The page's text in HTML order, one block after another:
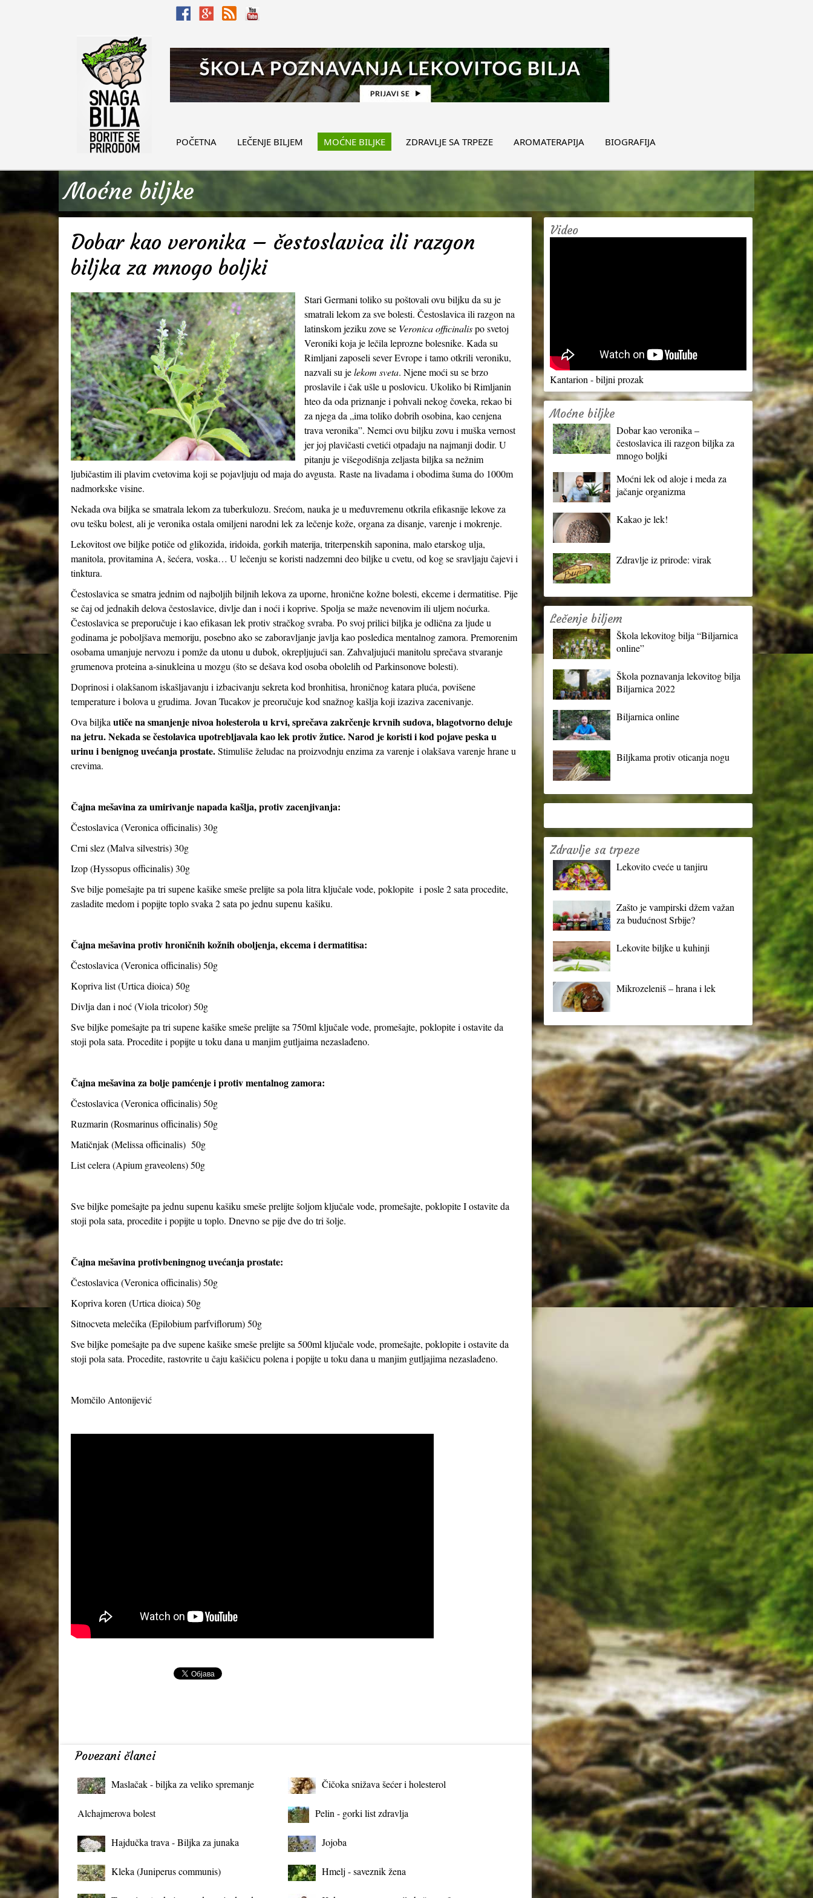
POČETNA LEČENJE BILJEM MOĆNE BILJKE ZDRAVLJE SA TRPEZE AROMATERAPIJA BIOGRAFIJA
Moćne biljke
Dobar kao veronika – čestoslavica ili razgon
biljka za mnogo boljki
Stari Germani toliko su poštovali ovu biljku da su je
smatrali lekom za sve bolesti. Čestoslavica ili razgon na
latinskom jeziku zove se Veronica officinalispo svetoj
Veroniki koja je lečila leprozne bolesnike. Kada su
Rimljani zaposeli sever Evrope i tamo otkrili veroniku,
nazvali su jelekom sveta. Njene moći su se brzo
proslavile i čak ušle u poslovicu. Ukoliko bi Rimljanin
hteo da oda priznanje i pohvali nekog čoveka, rekao bi
za njega da „ima toliko dobrih osobina, kao cenjena
trava veronika”. Nemci ovu biljku zovu i muška vernost
jer joj plavičasti cvetići otpadaju na najmanji dodir. U
pitanju je višegodišnja zeljasta biljka sa nežnim
ljubičastim ili plavim cvetovima koji se pojavljuju od maja do avgusta. Raste na livadama i obodima šuma do 1000m
nadmorkske visine.
Nekada ova biljka se smatrala lekom za tuberkulozu. Srećom, nauka je u međuvremenu otkrila efikasnije lekove za
ovu tešku bolest, ali je veronika ostala omiljeni narodni lek za lečenje kože, organa za disanje, varenje i mokrenje.
Lekovitost ove biljke potiče od glikozida, iridoida, gorkih materija, triterpenskih saponina, malo etarskog ulja,
manitola, provitamina A, šećera, voska… U lečenju se koristi nadzemni deo biljke u cvetu, od kog se sravljaju čajevi i
tinktura.
Čestoslavica se smatra jednim od najboljih biljnih lekova za uporne, hronične kožne bolesti, ekceme i dermatitise. Pije
se čaj od jednakih delova čestoslavice, divlje dan i noći i koprive. Spolja se maže nevenovim ili uljem noćurka.
Čestoslavica se preporučuje i kao efikasan lek protiv stračkog svraba. Po svoj prilici biljka je odlična za ljude u
godinama je poboljšava memoriju, posebno ako se zaboravljanje javlja kao posledica mentalnog zamora. Premorenim
osobama umanjuje nervozu i pomže da utonu u dubok, okrepljujući san. Zahvaljujući manitolu sprečava stvaranje
grumenova proteina a-sinukleina u mozgu (što se dešava kod osoba obolelih od Parkinsonove bolesti).
Doprinosi i olakšanom iskašljavanju i izbacivanju sekreta kod bronhitisa, hroničnog katara pluća, povišene
temperature i bolova u grudima. Jovan Tucakov je preoručuje kod snažnog kašlja koji izaziva zacenivanje.
Ova biljka utiče na smanjenje nivoa holesterola u krvi, sprečava zakrčenje krvnih sudova, blagotvorno deluje
na jetru. Nekada se čestolavica upotrebljavala kao lek protiv žutice. Narod je koristi i kod pojave peska u
urinu i benignog uvećanja prostate.Stimuliše želudac na proizvodnju enzima za varenje i olakšava varenje hrane u
crevima.
Čajna mešavina za umirivanje napada kašlja, protiv zacenjivanja:
Čestoslavica (Veronica officinalis) 30g
Crni slez (Malva silvestris) 30g
Izop (Hyssopus officinalis) 30g
Sve bilje pomešajte pa tri supene kašike smeše prelijte sa pola litra ključale vode, poklopite i posle 2 sata procedite,
zasladite medom i popijte toplo svaka 2 sata po jednu supenu kašiku.
Čajna mešavina protiv hroničnih kožnih oboljenja, ekcema i dermatitisa:
Čestoslavica (Veronica officinalis) 50g
Kopriva list (Urtica dioica) 50g
Divlja dan i noć (Viola tricolor) 50g
Sve biljke pomešajte pa tri supene kašike smeše prelijte sa 750ml ključale vode, promešajte, poklopite i ostavite da
stoji pola sata. Procedite i popijte u toku dana u manjim gutljaima nezaslađeno.
Čajna mešavina za bolje pamćenje i protiv mentalnog zamora:
Čestoslavica (Veronica officinalis) 50g
Ruzmarin (Rosmarinus officinalis) 50g
Matičnjak (Melissa officinalis) 50g
List celera (Apium graveolens) 50g
Sve biljke pomešajte pa jednu supenu kašiku smeše prelijte šoljom ključale vode, promešajte, poklopite I ostavite da
stoji pola sata, procedite i popijte u toplo. Dnevno se pije dve do tri šolje.
Čajna mešavina protivbeningnog uvećanja prostate:
Čestoslavica (Veronica officinalis) 50g
Kopriva koren (Urtica dioica) 50g
Sitnocveta melečika (Epilobium parfviflorum) 50g
Sve biljke pomešajte pa dve supene kašike smeše prelijte sa 500ml ključale vode, promešajte, poklopite i ostavite da
stoji pola sata. Procedite, rastovrite u čaju kašičicu polena i popijte u toku dana u manjim gutljajima nezaslađeno.
Momčilo Antonijević
Povezani članci
Maslačak - biljka za veliko spremanje
Čičoka snižava šećer i holesterol
Alchajmerova bolest Pelin - gorki list zdravlja
Hajdučka trava - Biljka za junaka Jojoba
Kleka (Juniperus communis) Hmelj - saveznik žena
Video
Kantarion - biljni prozak
Moćne biljke
Dobar kao veronika –
čestoslavica ili razgon biljka za
mnogo boljki
Moćni lek od aloje i meda za
jačanje organizma
Kakao je lek!
Zdravlje iz prirode: virak
Lečenje biljem
Škola lekovitog bilja “Biljarnica
online”
Škola poznavanja lekovitog bilja
Biljarnica 2022
Biljarnica online
Biljkama protiv oticanja nogu
Zdravlje sa trpeze
Lekovito cveće u tanjiru
Zašto je vampirski džem važan
za budućnost Srbije?
Lekovite biljke u kuhinji
Mikrozeleniš – hrana i lek